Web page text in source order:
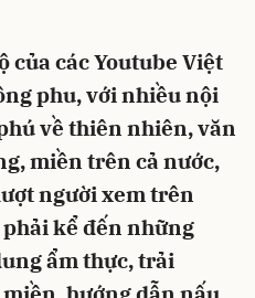
của các Youtube Việt
phu, với nhiều nội
về thiên nhiên, văn
miền trên cả nước,
người xem trên
kể đến những
ẩm thực, trải
Hủy Gửi